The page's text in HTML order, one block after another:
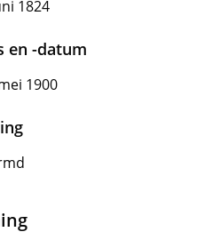
1824
en -datum
1900